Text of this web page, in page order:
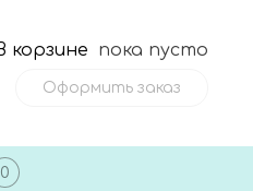
корзине пока пусто
Оформить заказ
0